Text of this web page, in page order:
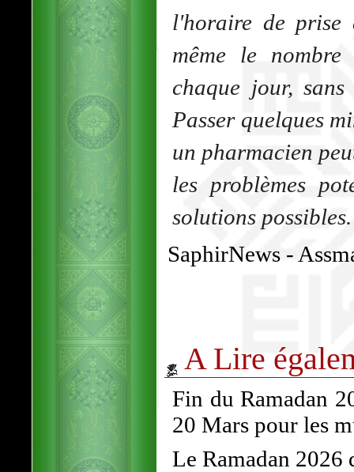
l'horaire de prise
même le
chaque jour,
Passer quelques
un pharmacien
les problèmes
solutions
SaphirNews -
A Lire
Fin du Ramadan
20 Mars pour les
Le Ramadan 2026